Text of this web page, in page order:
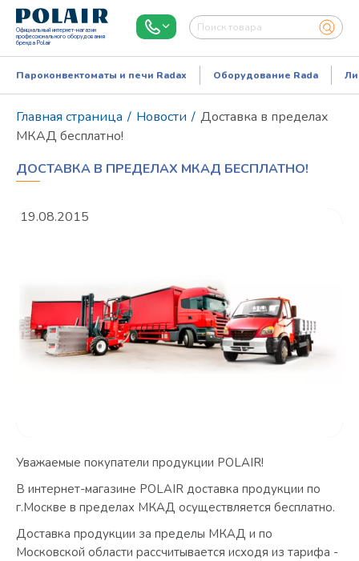
Официальный интернет-магазин
профессионального оборудования
бренда Polair
Пароконвектоматы и печи Radax Оборудование Rada
Главная страница / Новости / Доставка в пределах
МКАД бесплатно!
ДОСТАВКА В ПРЕДЕЛАХ МКАД БЕСПЛАТНО!
19.08.2015
Уважаемые покупатели продукции POLAIR!
В интернет-магазине POLAIR доставка продукции по
г.Москве в пределах МКАД осуществляется бесплатно.
Доставка продукции за пределы МКАД и по
Московской области рассчитывается исходя из тарифа -